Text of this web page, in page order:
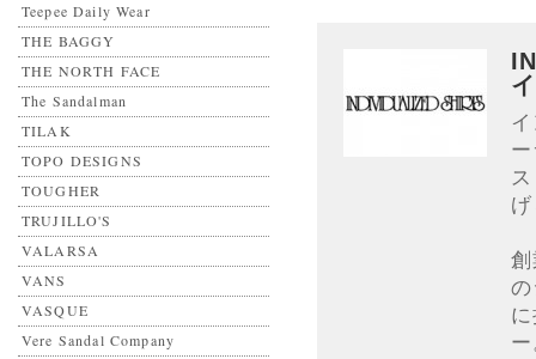
Teepee Daily Wear
THE BAGGY
THE NORTH FACE
The Sandalman
TILAK
TOPO DESIGNS
TOUGHER
TRUJILLO'S
VALARSA
VANS
VASQUE
Vere Sandal Company